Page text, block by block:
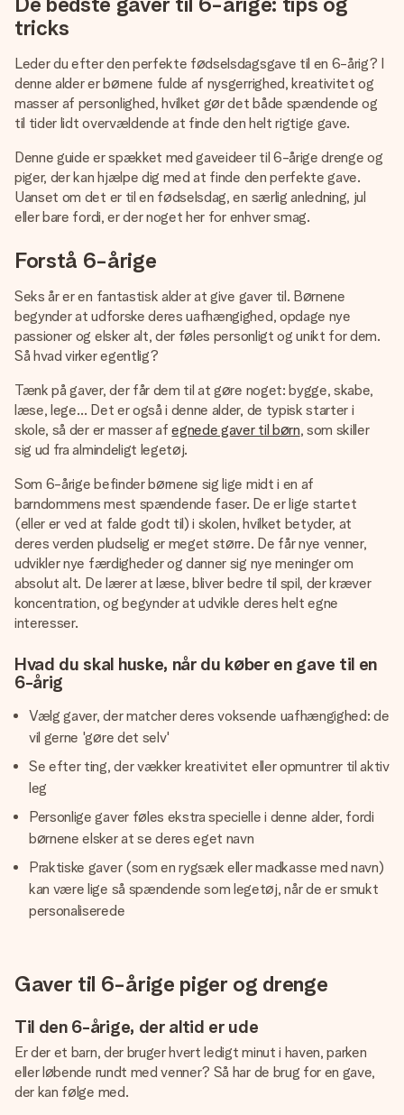
billede af dig eller en besked, der går lige i hendes hjerte.
Intet besvær men udelukkende en masse kærlighed i
øjeblikket.
tricks
Leder du efter den perfekte fødselsdagsgave til en 6-årig? I
denne alder er børnene fulde af nysgerrighed, kreativitet og
masser af personlighed, hvilket gør det både spændende og
til tider lidt overvældende at finde den helt rigtige gave.
Denne guide er spækket med gaveideer til 6-årige drenge og
piger, der kan hjælpe dig med at finde den perfekte gave.
Uanset om det er til en fødselsdag, en særlig anledning, jul
eller bare fordi, er der noget her for enhver smag.
Forstå 6-årige
Seks år er en fantastisk alder at give gaver til. Børnene
begynder at udforske deres uafhængighed, opdage nye
passioner og elsker alt, der føles personligt og unikt for dem.
Så hvad virker egentlig?
Tænk på gaver, der får dem til at gøre noget: bygge, skabe,
læse, lege… Det er også i denne alder, de typisk starter i
skole, så der er masser afegnede gaver til børn, som skiller
sig ud fra almindeligt legetøj.
Som 6-årige befinder børnene sig lige midt i en af
barndommens mest spændende faser. De er lige startet
(eller er ved at falde godt til) i skolen, hvilket betyder, at
deres verden pludselig er meget større. De får nye venner,
udvikler nye færdigheder og danner sig nye meninger om
absolut alt. De lærer at læse, bliver bedre til spil, der kræver
koncentration, og begynder at udvikle deres helt egne
interesser.
Hvad du skal huske, når du køber en gave til en
6-årig
Vælg gaver, der matcher deres voksende uafhængighed: de
vil gerne 'gøre det selv'
Se efter ting, der vækker kreativitet eller opmuntrer til aktiv
leg
Personlige gaver føles ekstra specielle i denne alder, fordi
børnene elsker at se deres eget navn
Praktiske gaver (som en rygsæk eller madkasse med navn)
kan være lige så spændende som legetøj, når de er smukt
personaliserede
Gaver til 6-årige piger og drenge
Til den 6-årige, der altid er ude
Er der et barn, der bruger hvert ledigt minut i haven, parken
eller løbende rundt med venner? Så har de brug for en gave,
der kan følge med.